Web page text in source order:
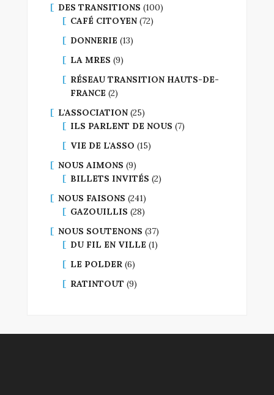
DES TRANSITIONS (100)
CAFÉ CITOYEN (72)
DONNERIE (13)
LA MRES (9)
RÉSEAU TRANSITION HAUTS-DE-
FRANCE (2)
L'ASSOCIATION (25)
ILS PARLENT DE NOUS (7)
VIE DE L'ASSO (15)
NOUS AIMONS (9)
BILLETS INVITÉS (2)
NOUS FAISONS (241)
GAZOUILLIS (28)
NOUS SOUTENONS (37)
DU FIL EN VILLE (1)
LE POLDER (6)
RATINTOUT (9)